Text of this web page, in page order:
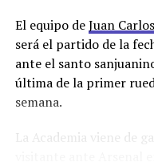
El equipo deJuan
será el partido de la
ante el santo
última de la primer
semana.
La Academia viene de